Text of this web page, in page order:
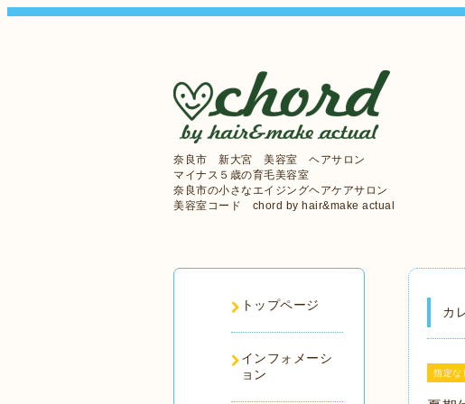
奈良市 新大宮 美容室 ヘアサロン
マイナス５歳の育毛美容室
奈良市の小さなエイジングヘアケアサロン
美容室コード chord by hair&make actual
カ
指定な
トップページ
インフォメーシ
ョン